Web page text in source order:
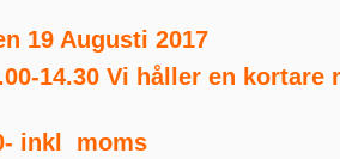
19 Augusti 2017
14.30 Vi håller en kortare
inkl moms